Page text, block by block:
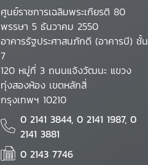
ศูนย์ราชการเฉลิมพระเกียรติ 80
พรรษา 5 ธันวาคม 2550
อาคารรัฐประศาสนภักดี (อาคารบี) ชั้น
7
120 หมู่ที่ 3 ถนนแจ้งวัฒนะ แขวง
ทุ่งสองห้อง เขตหลักสี่
กรุงเทพฯ 10210
0 2141 3844, 0 2141 1987, 0
2141 3881
0 2143 7746